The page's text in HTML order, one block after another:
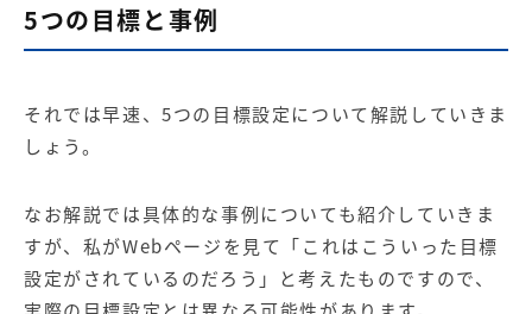
Web制作の製品
5つの目標と事例
それでは早速、5つの目標設定について解説していきま
しょう。
なお解説では具体的な事例についても紹介していきま
すが、私がWebページを見て「これはこういった目標
設定がされているのだろう」と考えたものですので、